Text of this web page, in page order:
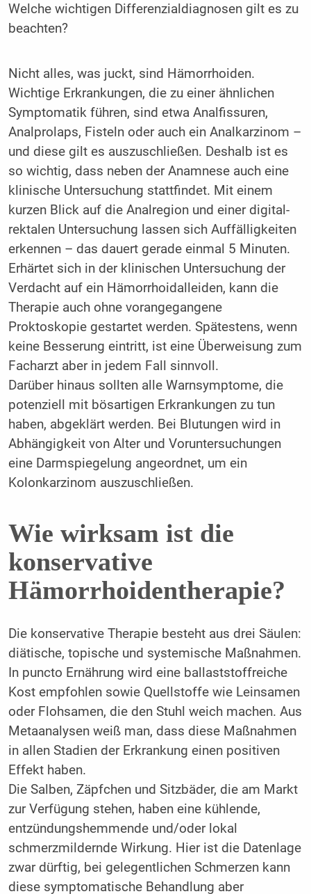
Welche wichtigen Differenzialdiagnosen gilt es zu
beachten?
Nicht alles, was juckt, sind Hämorrhoiden.
Wichtige Erkrankungen, die zu einer ähnlichen
Symptomatik führen, sind etwa Analfissuren,
Analprolaps, Fisteln oder auch ein Analkarzinom –
und diese gilt es auszuschließen. Deshalb ist es
so wichtig, dass neben der Anamnese auch eine
klinische Untersuchung stattfindet. Mit einem
kurzen Blick auf die Analregion und einer digital-
rektalen Untersuchung lassen sich Auffälligkeiten
erkennen – das dauert gerade einmal 5 Minuten.
Erhärtet sich in der klinischen Untersuchung der
Verdacht auf ein Hämorrhoidalleiden, kann die
Therapie auch ohne vorangegangene
Proktoskopie gestartet werden. Spätestens, wenn
keine Besserung eintritt, ist eine Überweisung zum
Facharzt aber in jedem Fall sinnvoll.
Darüber hinaus sollten alle Warnsymptome, die
potenziell mit bösartigen Erkrankungen zu tun
haben, abgeklärt werden. Bei Blutungen wird in
Abhängigkeit von Alter und Voruntersuchungen
eine Darmspiegelung angeordnet, um ein
Kolonkarzinom auszuschließen.
Wie wirksam ist die
konservative
Hämorrhoidentherapie?
Die konservative Therapie besteht aus drei Säulen:
diätische, topische und systemische Maßnahmen.
In puncto Ernährung wird eine ballaststoffreiche
Kost empfohlen sowie Quellstoffe wie Leinsamen
oder Flohsamen, die den Stuhl weich machen. Aus
Metaanalysen weiß man, dass diese Maßnahmen
in allen Stadien der Erkrankung einen positiven
Effekt haben.
Die Salben, Zäpfchen und Sitzbäder, die am Markt
zur Verfügung stehen, haben eine kühlende,
entzündungshemmende und/oder lokal
schmerzmildernde Wirkung. Hier ist die Datenlage
zwar dürftig, bei gelegentlichen Schmerzen kann
diese symptomatische Behandlung aber